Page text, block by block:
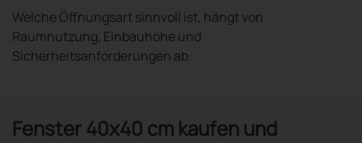
Welche Öffnungsart sinnvoll ist, hängt von
Raumnutzung, Einbauhöhe und
Sicherheitsanforderungen ab.
Fenster 40x40 cm kaufen und